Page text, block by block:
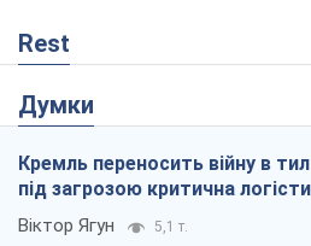
Rest
Думки
Кремль переносить війну в
під загрозою критична
Віктор Ягун 5,1 т.